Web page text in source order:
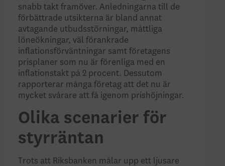
snabb takt framöver. Anledningarna till de
förbättrade utsikterna är bland annat
avtagande utbudsstörningar, måttliga
löneökningar, väl förankrade
inflationsförväntningar samt företagens
prisplaner som nu är förenliga med en
inflationstakt på 2 procent. Dessutom
rapporterar många företag att det nu är
mycket svårare att få igenom prishöjningar.
Olika scenarier för
styrräntan
Trots att Riksbanken målar upp ett ljusare